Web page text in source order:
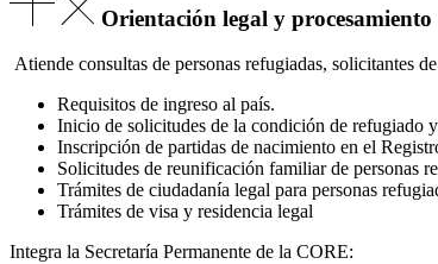
Orientación legal y
Atiende consultas de personas refugiadas, solicitantes
Requisitos de ingreso al país.
Inicio de solicitudes de la condición de refugiado
Inscripción de partidas de nacimiento en el
Solicitudes de reunificación familiar de personas
Trámites de ciudadanía legal para personas
Trámites de visa y residencia legal
Integra la Secretaría Permanente de la CORE: